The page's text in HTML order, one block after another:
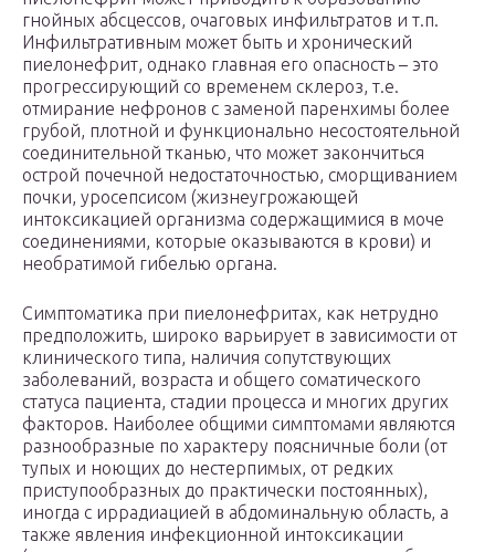
гнойных абсцессов, очаговых инфильтратов и т.п.
Инфильтративным может быть и хронический
пиелонефрит, однако главная его опасность – это
прогрессирующий со временем склероз, т.е.
отмирание нефронов с заменой паренхимы более
грубой, плотной и функционально несостоятельной
соединительной тканью, что может закончиться
острой почечной недостаточностью, сморщиванием
почки, уросепсисом (жизнеугрожающей
интоксикацией организма содержащимися в моче
соединениями, которые оказываются в крови) и
необратимой гибелью органа.
Симптоматика при пиелонефритах, как нетрудно
предположить, широко варьирует в зависимости от
клинического типа, наличия сопутствующих
заболеваний, возраста и общего соматического
статуса пациента, стадии процесса и многих других
факторов. Наиболее общими симптомами являются
разнообразные по характеру поясничные боли (от
тупых и ноющих до нестерпимых, от редких
приступообразных до практически постоянных),
иногда с иррадиацией в абдоминальную область, а
также явления инфекционной интоксикации